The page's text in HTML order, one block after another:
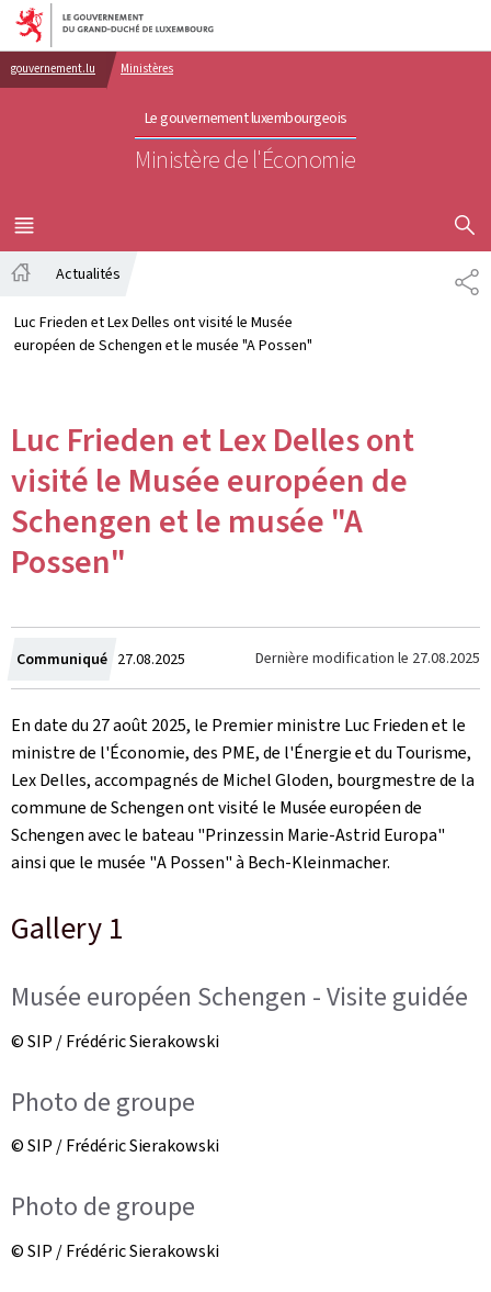
Aller au menu principal
Aller au contenu
gouvernement.lu Ministères
Le gouvernement luxembourgeois
Ministère de l'Économie
MENU
PRINCIPAL
Actualités
Luc Frieden et Lex Delles ont visité le Musée
européen de Schengen et le musée "A Possen"
Luc Frieden et Lex Delles ont
visité le Musée européen de
Schengen et le musée "A
Possen"
Communiqué Crée
le
27.08.2025 Dernière modification le 27.08.2025
En date du 27 août 2025, le Premier ministre Luc Frieden et le
ministre de l'Économie, des PME, de l'Énergie et du Tourisme,
Lex Delles, accompagnés de Michel Gloden, bourgmestre de la
commune de Schengen ont visité le Musée européen de
Schengen avec le bateau "Prinzessin Marie-Astrid Europa"
ainsi que le musée "A Possen" à Bech-Kleinmacher.
Gallery 1
Musée européen Schengen - Visite guidée
© SIP / Frédéric Sierakowski
Photo de groupe
© SIP / Frédéric Sierakowski
Photo de groupe
© SIP / Frédéric Sierakowski